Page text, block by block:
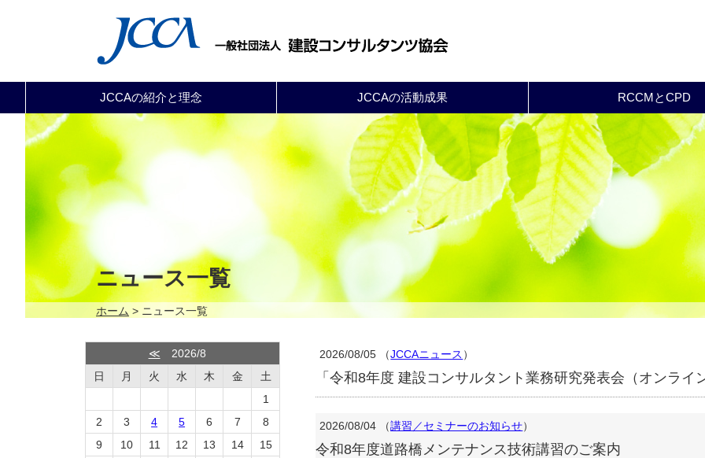
JCCAの紹介と理念 JCCAの活動成果 RCCMとCPD
ニュース一覧
ホーム > ニュース一覧
2026/08/05 （JCCAニュース ）
「令和8年度 建設コンサルタント業務研究発表会（オンライ
2026/08/04 （講習／セミナーのお知らせ）
令和8年度道路橋メンテナンス技術講習のご案内
≪ 2026/8
日
月 火 水 木 金
土
1
2
3 4 5 6 7
8
9
10 11 12 13 14
15